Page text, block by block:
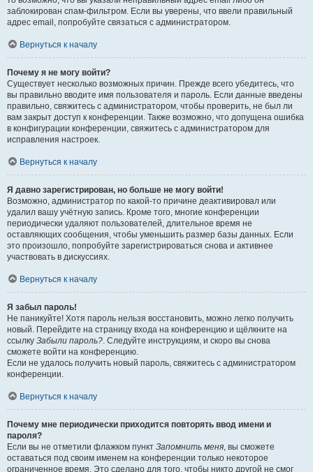
заблокирован спам-фильтром. Если вы уверены, что ввели правильный
адрес email, попробуйте связаться с администратором.
Вернуться к началу
Почему я не могу войти?
Существует несколько возможных причин. Прежде всего убедитесь, что
вы правильно вводите имя пользователя и пароль. Если данные введены
правильно, свяжитесь с администратором, чтобы проверить, не был ли
вам закрыт доступ к конференции. Также возможно, что допущена ошибка
в конфигурации конференции, свяжитесь с администратором для
исправления настроек.
Вернуться к началу
Я давно зарегистрирован, но больше не могу войти!
Возможно, администратор по какой-то причине деактивировал или
удалил вашу учётную запись. Кроме того, многие конференции
периодически удаляют пользователей, длительное время не
оставляющих сообщения, чтобы уменьшить размер базы данных. Если
это произошло, попробуйте зарегистрироваться снова и активнее
участвовать в дискуссиях.
Вернуться к началу
Я забыл пароль!
Не паникуйте! Хотя пароль нельзя восстановить, можно легко получить
новый. Перейдите на страницу входа на конференцию и щёлкните на
ссылку Забыли пароль?. Следуйте инструкциям, и скоро вы снова
сможете войти на конференцию.
Если не удалось получить новый пароль, свяжитесь с администратором
конференции.
Вернуться к началу
Почему мне периодически приходится повторять ввод имени и
пароля?
Если вы не отметили флажком пункт Запомнить меня, вы сможете
оставаться под своим именем на конференции только некоторое
ограниченное время. Это сделано для того, чтобы никто другой не смог